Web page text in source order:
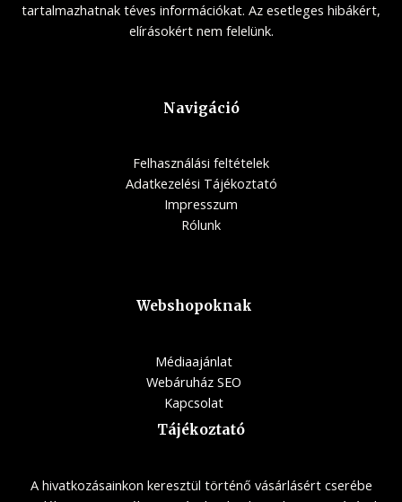
tartalmazhatnak téves információkat. Az esetleges hibákért,
elírásokért nem felelünk.
Navigáció
Felhasználási feltételek
Adatkezelési Tájékoztató
Impresszum
Rólunk
Webshopoknak
Médiaajánlat
Webáruház SEO
Kapcsolat
Tájékoztató
A hivatkozásainkon keresztül történő vásárlásért cserébe